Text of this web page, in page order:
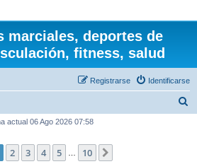
marciales, deportes de
fitness, salud
Identificarse
Registrarse
actual 06 Ago 2026 07:58
de 10
2 3 4 5 10